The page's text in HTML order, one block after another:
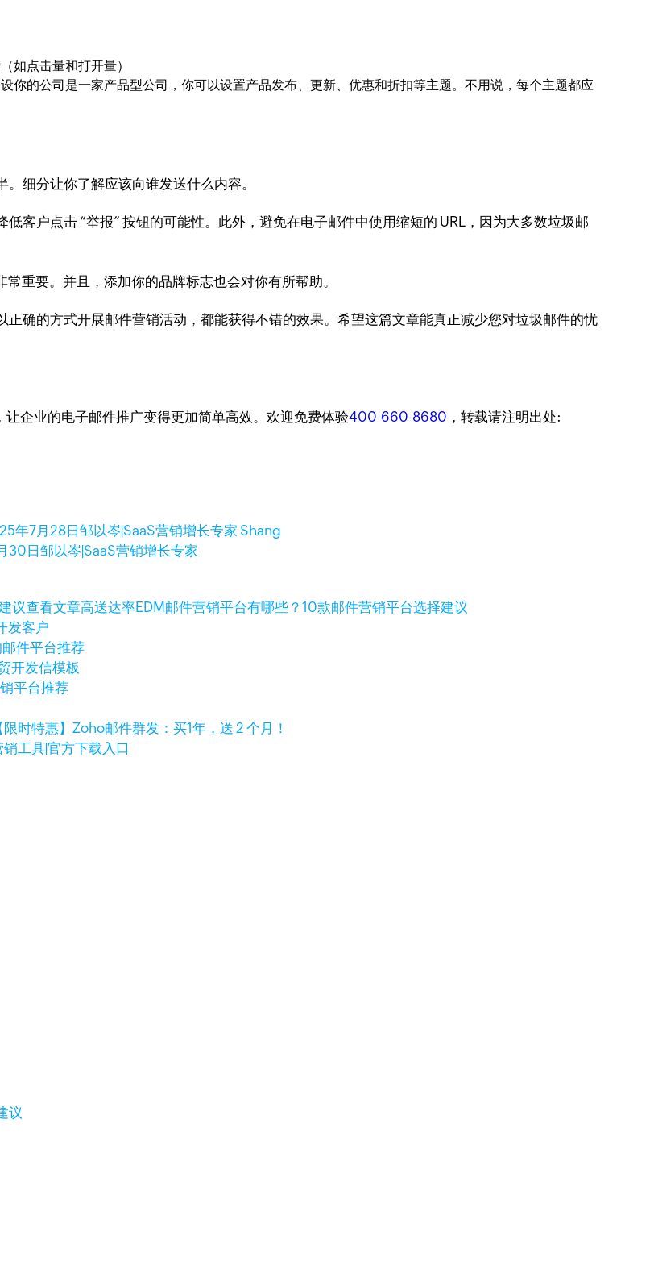
如点击量和打开量）
你的公司是一家产品型公司，你可以设置产品发布、更新、优惠和折扣等主题。不用说，每个主题都应
细分让你了解应该向谁发送什么内容。
客户点击 “举报” 按钮的可能性。此外，避免在电子邮件中使用缩短的 URL，因为大多数垃圾邮
重要。并且，添加你的品牌标志也会对你有所帮助。
确的方式开展邮件营销活动，都能获得不错的效果。希望这篇文章能真正减少您对垃圾邮件的忧
让企业的电子邮件推广变得更加简单高效。欢迎免费体验400-660-8680 ，转载请注明出处:
年7月28日邹以岑|SaaS营销增长专家 Shang
30日邹以岑|SaaS营销增长专家
查看文章高送达率EDM邮件营销平台有哪些？10款邮件营销平台选择建议
发客户
件平台推荐
开发信模板
平台推荐
限时特惠】Zoho邮件群发：买1年，送 2 个月！
工具|官方下载入口
议